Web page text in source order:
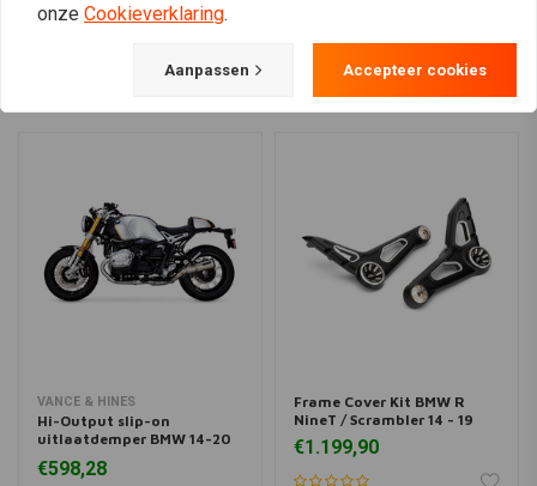
VANCE & HINES
Hi-Output slip-on
uitlaatdemper BMW 14-20
BMW R Nine T
€598,28
Frame Cover Kit BMW R
NineT / Scrambler 14 - 19
€1.199,90
onze Cookieverklaring.
Aanpassen Accepteer cookies